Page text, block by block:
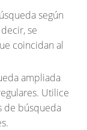
según
se
coincidan al
ampliada
Utilice
de búsqueda